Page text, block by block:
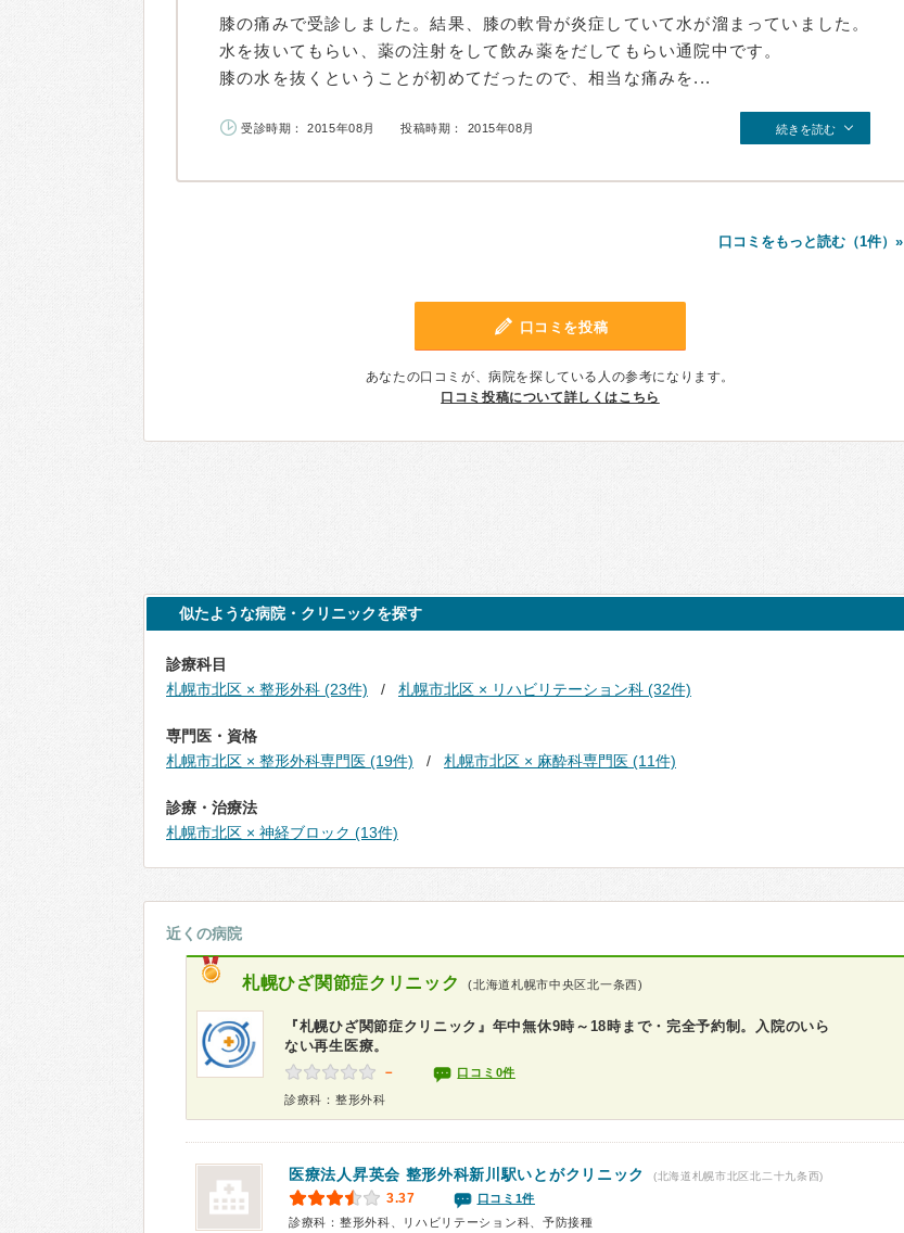
膝の痛みで受診しました。結果、膝の軟骨が炎症していて水が溜まっていました。
水を抜いてもらい、薬の注射をして飲み薬をだしてもらい通院中です。
膝の水を抜くということが初めてだったので、相当な痛みを...
受診時期： 2015年08月 投稿時期： 2015年08月 続きを読む
口コミをもっと読む（1件）»
口コミを投稿
あなたの口コミが、病院を探している人の参考になります。
口コミ投稿について詳しくはこちら
似たような病院・クリニックを探す
診療科目
札幌市北区 × 整形外科 (23件)
札幌市北区 × リハビリテーション科 (32件)
専門医・資格
札幌市北区 × 整形外科専門医 (19件)
札幌市北区 × 麻酔科専門医 (11件)
診療・治療法
札幌市北区 × 神経ブロック (13件)
近くの病院
札幌ひざ関節症クリニック (北海道札幌市中央区北一条西)
『札幌ひざ関節症クリニック』年中無休9時～18時まで・完全予約制。入院のいら
ない再生医療。
－ 口コミ0件
診療科：整形外科
医療法人昇英会 整形外科新川駅いとがクリニック (北海道札幌市北区北二十九条西)
3.37
口コミ1件
診療科：整形外科、リハビリテーション科、予防接種